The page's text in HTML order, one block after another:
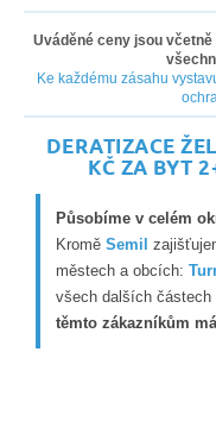
Uváděné ceny jsou
Ke každému zásahu
DERATIZACE
KČ ZA BYT
Působíme v celém
Kromě Semil
městech a obcích:
všech dalších částech
těmto zákazníkům